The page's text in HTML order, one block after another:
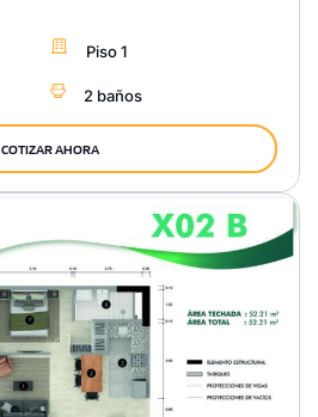
Piso 1
2 baños
COTIZAR AHORA